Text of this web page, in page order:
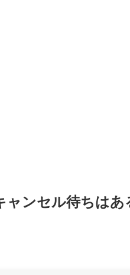
ャンセル待ちは